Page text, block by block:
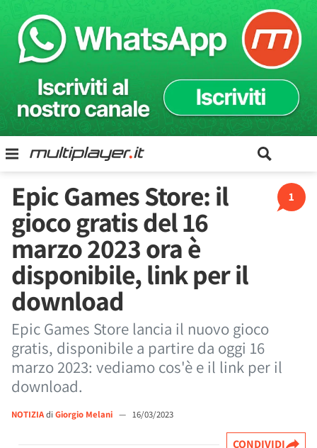
1
Epic Games Store: il
gioco gratis del 16
marzo 2023 ora è
disponibile, link per il
download
Epic Games Store lancia il nuovo gioco
gratis, disponibile a partire da oggi 16
marzo 2023: vediamo cos'è e il link per il
download.
NOTIZIAdi Giorgio Melani — 16/03/2023
CONDIVIDI